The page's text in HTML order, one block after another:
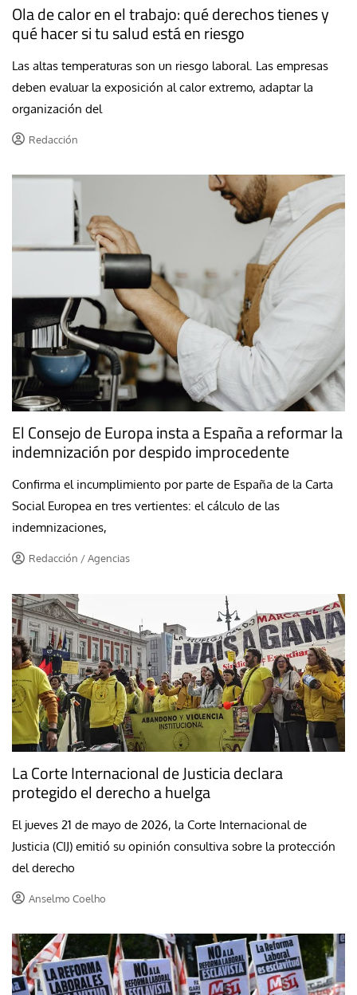
Ola de calor en el trabajo: qué derechos tienes y
qué hacer si tu salud está en riesgo
Las altas temperaturas son un riesgo laboral. Las empresas
deben evaluar la exposición al calor extremo, adaptar la
organización del
Redacción
El Consejo de Europa insta a España a reformar la
indemnización por despido improcedente
Confirma el incumplimiento por parte de España de la Carta
Social Europea en tres vertientes: el cálculo de las
indemnizaciones,
Redacción / Agencias
La Corte Internacional de Justicia declara
protegido el derecho a huelga
El jueves 21 de mayo de 2026, la Corte Internacional de
Justicia (CIJ) emitió su opinión consultiva sobre la protección
del derecho
Anselmo Coelho